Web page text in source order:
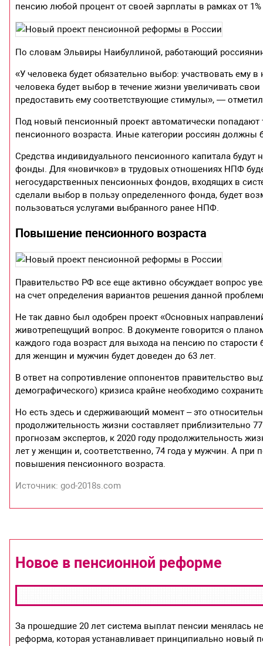
пенсию любой процент от своей зарплаты в рамках от 1%
По словам Эльвиры Наибуллиной, работающий
«У человека будет обязательно выбор: участвовать ему
человека будет выбор в течение жизни увеличивать
предоставить ему соответствующие стимулы», —
Под новый пенсионный проект автоматически попадают
пенсионного возраста. Иные категории россиян должны
Средства индивидуального пенсионного капитала
фонды. Для «новичков» в трудовых отношениях НПФ
негосударственных пенсионных фондов, входящих в
сделали выбор в пользу определенного фонда, будет
пользоваться услугами выбранного ранее НПФ.
Повышение пенсионного возраста
Правительство РФ все еще активно обсуждает вопрос
на счет определения вариантов решения данной
Не так давно был одобрен проект «Основных
животрепещущий вопрос. В документе говорится о
каждого года возраст для выхода на пенсию по
для женщин и мужчин будет доведен до 63 лет.
В ответ на сопротивление оппонентов правительство
демографического) кризиса крайне необходимо
Но есть здесь и сдерживающий момент – это
продолжительность жизни составляет приблизительно
прогнозам экспертов, к 2020 году продолжительность
лет у женщин и, соответственно, 74 года у мужчин. А при
повышения пенсионного возраста.
Источник: god-2018s.com
Новое в пенсионной реформе
За прошедшие 20 лет система выплат пенсии менялась
реформа, которая устанавливает принципиально новый